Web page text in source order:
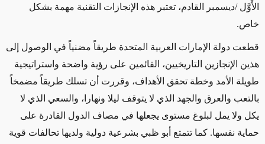
الأَوَّل/ديسمبر القادم، تعتبر هذه الإنجازات التقنية مهمة بشكل
خاص.
قطعت دولة الإمارات العربية المتحدة طريقاً مضنياً في الوصول إلى
هذين الإنجازين التاريخيين، القائمين على رؤية واضحة واستراتيجية
طويلة الأمد وخطة تحقق الأهداف، وقررت أن تسلك طريقاً مضمخاً
بالتعب والعرق والجهد الذي لا يتوقف ليلا ونهارا، والسعي الذي لا
يكل ولا يمل لبلوغ مستوى يجعلها في مصاف الدول القادرة على
حماية نفسها. كما تتمتع أبو ظبي بشرعية دولية ولديها تحالفات قوية